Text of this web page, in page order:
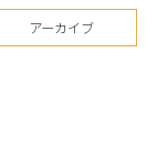
アーカイブ